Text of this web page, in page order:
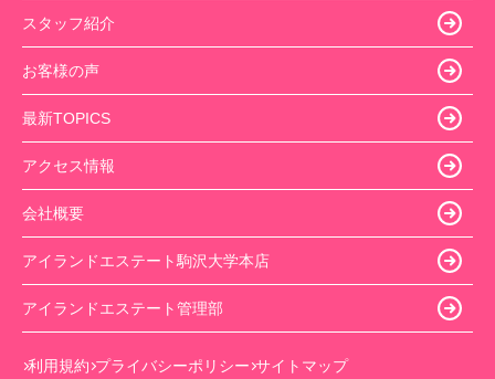
スタッフ紹介
お客様の声
最新TOPICS
アクセス情報
会社概要
アイランドエステート駒沢大学本店
アイランドエステート管理部
利用規約 プライバシーポリシー サイトマップ